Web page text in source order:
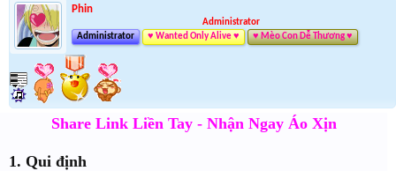
Phin
Administrator
Administrator
♥ Wanted Only Alive ♥ ♥ Mèo Con Dễ Thương ♥
Share Link Liền Tay - Nhận Ngay Áo Xịn
1. Qui định